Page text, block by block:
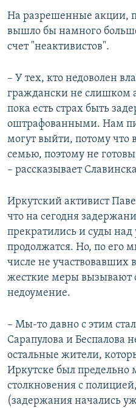
На разрешенные акции,
вышло бы намного
счет "неактивистов".
– У тех, кто недоволен
граждански не слишком
пока есть страх быть
оштрафованными. Нам
могут выйти, потому что
семью, поэтому не
– рассказывает
Иркутский активист
что на сегодня
прекратились и суды
продолжатся. Но, по его
числе не участвовавших
жесткие меры вызывают
недоумение.
– Мы-то давно с этим
Сарапулова и Беспалова
остальные жители,
Иркутске был
столкновения с
(задержания начались